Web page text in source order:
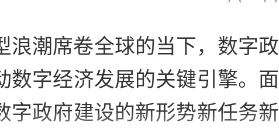
浪潮席卷全球的当下，数字政
数字经济发展的关键引擎。面
字政府建设的新形势新任务新